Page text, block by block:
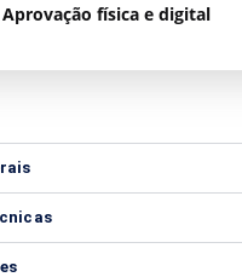
Aprovação física e digital